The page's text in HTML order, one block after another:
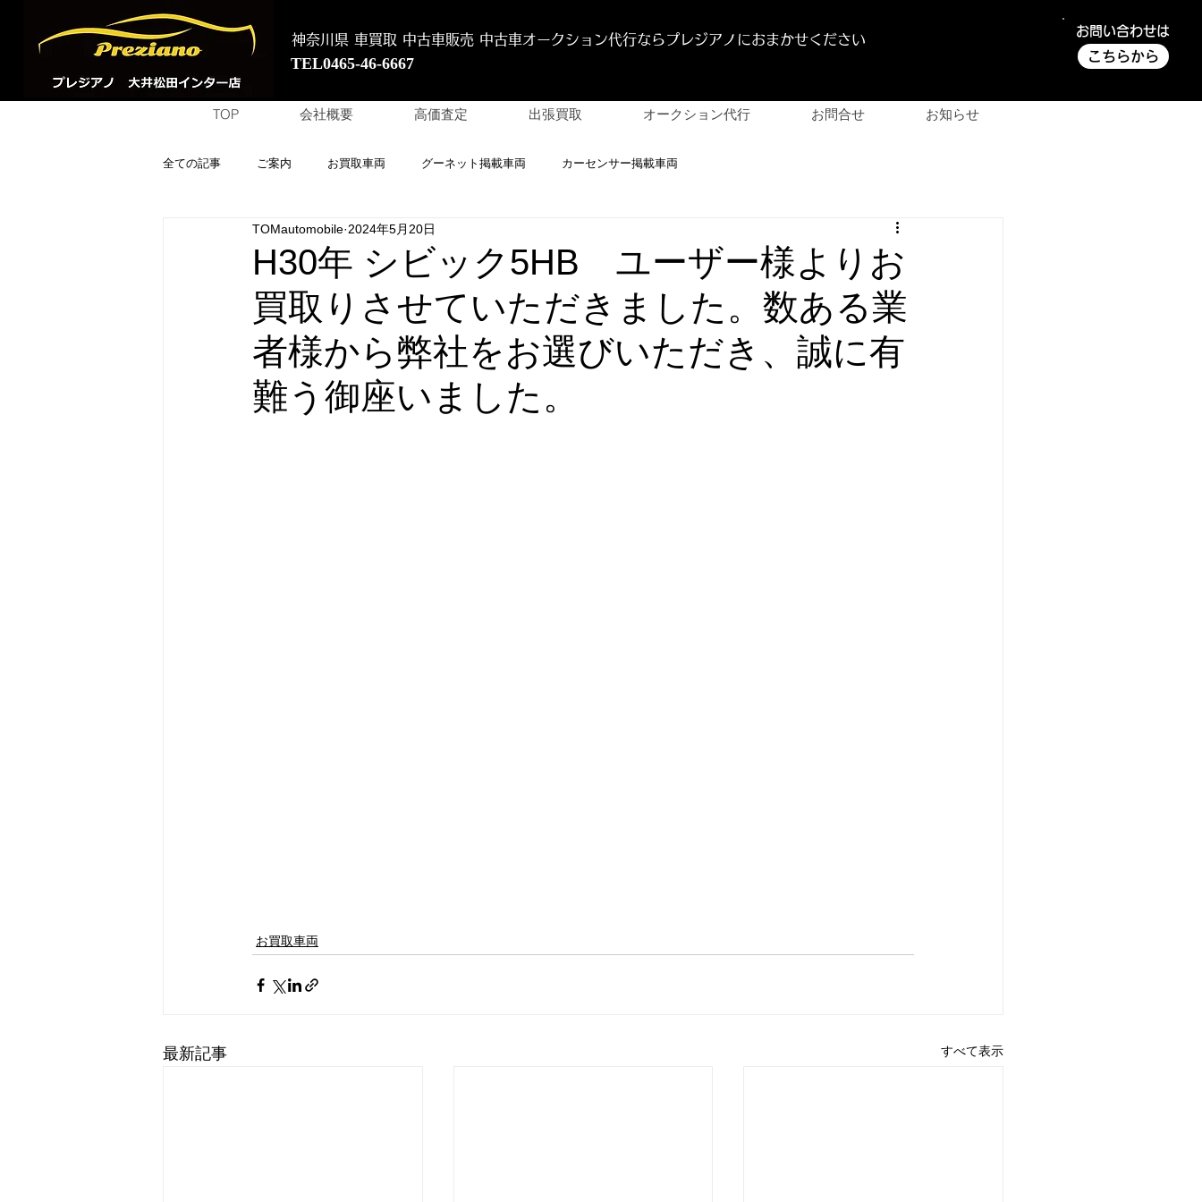
お問い合わせは
こちらから
神奈川県 車買取 中古車販売 中古車オークション代行ならプレジアノにおまかせください
TEL0465-46-6667
TOP 会社概要 高価査定 出張買取 オークション代行 お問合せ お知らせ
全ての記事 ご案内 お買取車両 グーネット掲載車両 カーセンサー掲載車両
H30年 シビック5HB ユーザー様よりお
買取りさせていただきました。数ある業
者様から弊社をお選びいただき、誠に有
難う御座いました。
TOMautomobile 2024年5月20日
お買取車両
最新記事 すべて表示